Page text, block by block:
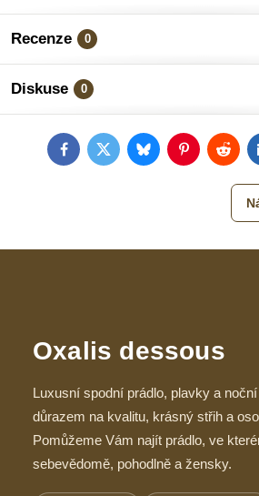
Recenze 0
Diskuse 0
FacebookTwitterBlueskyPinterestReddit
Oxalis dessous
Luxusní spodní prádlo, plavky a
důrazem na kvalitu, krásný střih a
Pomůžeme Vám najít prádlo, ve
sebevědomě, pohodlně a žensky.